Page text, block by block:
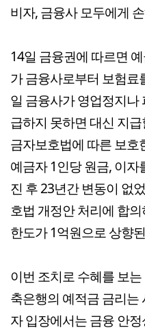
비자, 금융사 모두에게
14일 금융권에 따르면
가 금융사로부터 보험료
일 금융사가 영업정지나
급하지 못하면 대신 지
금자보호법에 따른 보
예금자 1인당 원금, 이
진 후 23년간 변동이 없
호법 개정안 처리에 합
한도가 1억원으로 상향
이번 조치로 수혜를 보
축은행의 예적금 금리는
자 입장에서는 금융 안